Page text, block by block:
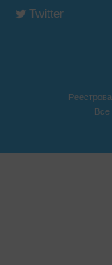
Twitter